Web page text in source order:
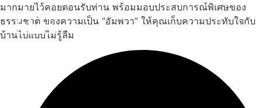
มากมายไว้คอยตอนรับท่าน พร้อมมอบประสบการณ์พิเศษของ
ธรรมชาติ ของความเป็น “อัมพวา” ให้คุณเก็บความประทับใจกับ
บ้านไปแบบไม่รู้ลืม
ดูทั้งหมด